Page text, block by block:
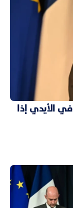
الأيدي إذا